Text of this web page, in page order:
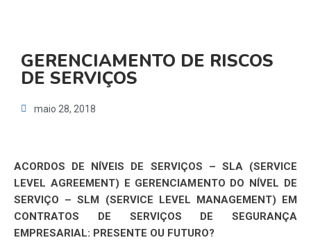
GERENCIAMENTO DE RISCOS
DE SERVIÇOS
maio 28, 2018
ACORDOS DE NÍVEIS DE SERVIÇOS – SLA (SERVICE
LEVEL AGREEMENT) E GERENCIAMENTO DO NÍVEL DE
SERVIÇO – SLM (SERVICE LEVEL MANAGEMENT) EM
CONTRATOS DE SERVIÇOS DE SEGURANÇA
EMPRESARIAL: PRESENTE OU FUTURO?